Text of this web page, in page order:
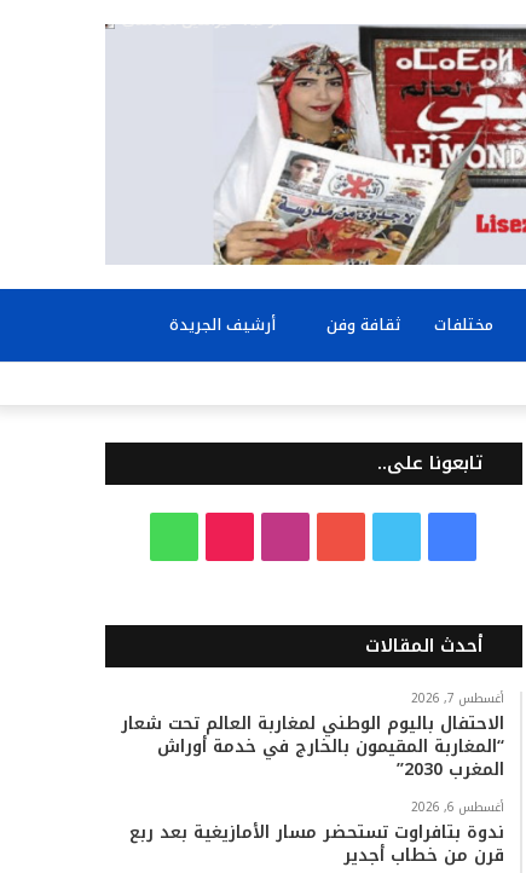
مختلفات ثقافة وفن أرشيف الجريدة
عن
تابعونا على..
س
ب
و
ك
ي
ت
ر
ت
ي
و
س
ت
ق
k
T
o
ت
س
ا
أحدث المقالات
أغسطس 7, 2026
الاحتفال باليوم الوطني لمغاربة العالم تحت شعار
“المغاربة المقيمون بالخارج في خدمة أوراش
المغرب 2030”
أغسطس 6, 2026
ندوة بتافراوت تستحضر مسار الأمازيغية بعد ربع
قرن من خطاب أجدير